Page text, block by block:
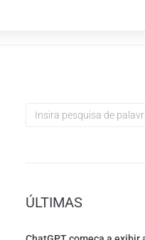
ÚLTIMAS